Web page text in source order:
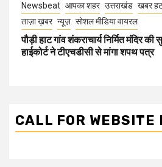
Newsbeat आपका शहर उत्तराखंड खबर
ताज़ा ख़बर न्यूज़ सोशल मीडिया वायरल
पौड़ी हाट गांव शंकराचार्य निर्मित मंदिर की
हाईकोर्ट ने टीएचडीसी से मांगा शपथ पत्र
CALL FOR WEBSITE